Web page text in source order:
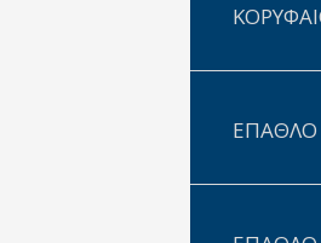
ΕΠΑΘΛΟ